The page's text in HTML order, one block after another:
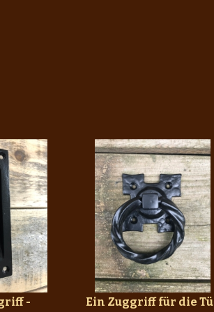
- Ein Zuggriff für die